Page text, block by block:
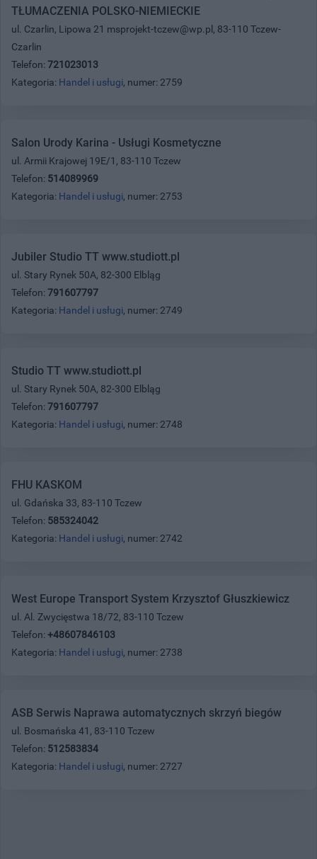
TŁUMACZENIA POLSKO-NIEMIECKIE
ul. Czarlin, Lipowa 21 msprojekt-tczew@wp.pl, 83-110 Tczew-
Czarlin
Telefon: 721023013
Kategoria: Handel i usługi, numer: 2759
Salon Urody Karina - Usługi Kosmetyczne
ul. Armii Krajowej 19E/1, 83-110 Tczew
Telefon: 514089969
Kategoria: Handel i usługi, numer: 2753
Jubiler Studio TT www.studiott.pl
ul. Stary Rynek 50A, 82-300 Elbląg
Telefon: 791607797
Kategoria: Handel i usługi, numer: 2749
Studio TT www.studiott.pl
ul. Stary Rynek 50A, 82-300 Elbląg
Telefon: 791607797
Kategoria: Handel i usługi, numer: 2748
FHU KASKOM
ul. Gdańska 33, 83-110 Tczew
Telefon: 585324042
Kategoria: Handel i usługi, numer: 2742
West Europe Transport System Krzysztof Głuszkiewicz
ul. Al. Zwycięstwa 18/72, 83-110 Tczew
Telefon: +48607846103
Kategoria: Handel i usługi, numer: 2738
ASB Serwis Naprawa automatycznych skrzyń biegów
ul. Bosmańska 41, 83-110 Tczew
Telefon: 512583834
Kategoria: Handel i usługi, numer: 2727